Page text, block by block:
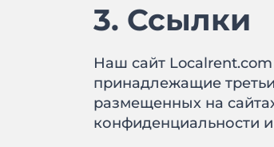
3. Ссылки
Наш сайт
принадлежащие
размещенных на
конфиденциальности